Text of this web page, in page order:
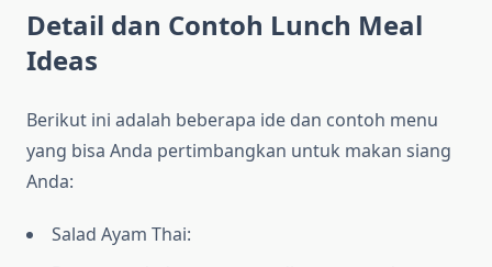
Detail dan Contoh Lunch Meal
Ideas
Berikut ini adalah beberapa ide dan contoh menu
yang bisa Anda pertimbangkan untuk makan siang
Anda:
Salad Ayam Thai: